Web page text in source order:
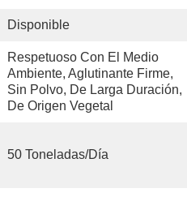
Disponible
Respetuoso Con El Medio
Ambiente, Aglutinante Firme,
Sin Polvo, De Larga Duración,
De Origen Vegetal
50 Toneladas/día